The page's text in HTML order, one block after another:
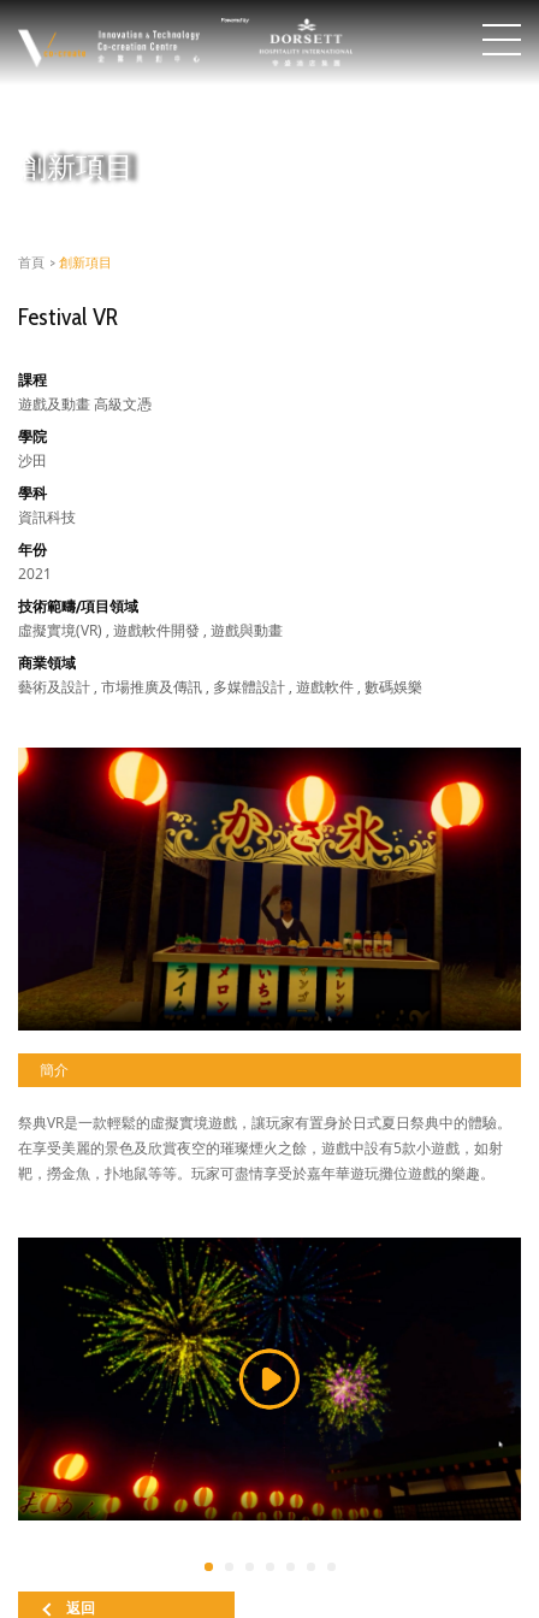
創新項目
首頁 > 創新項目
Festival VR
課程
遊戲及動畫 高級文憑
學院
沙田
學科
資訊科技
年份
2021
技術範疇/項目領域
虛擬實境(VR) , 遊戲軟件開發 , 遊戲與動畫
商業領域
藝術及設計 , 市場推廣及傳訊 , 多媒體設計 , 遊戲軟件 , 數碼娛樂
簡介
祭典VR是一款輕鬆的虛擬實境遊戲，讓玩家有置身於日式夏日祭典中的體驗。
在享受美麗的景色及欣賞夜空的璀璨煙火之餘，遊戲中設有5款小遊戲，如射
靶，撈金魚，扑地鼠等等。玩家可盡情享受於嘉年華遊玩攤位遊戲的樂趣。
返回